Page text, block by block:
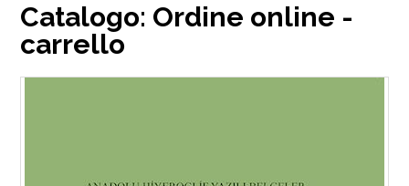
Catalogo: Ordine online -
carrello